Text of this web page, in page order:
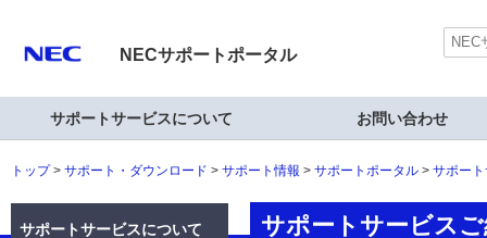
NECサポートポータル
サポートサービスについて お問い合わせ
トップ サポート・ダウンロード サポート情報 サポートポータル サポー
サポートサービス
サポートサービスについて